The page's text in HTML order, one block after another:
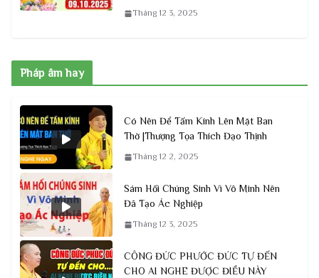
Tháng 12 3, 2025
Pháp âm hay
Có Nên Để Tấm Kính Lên Mặt Ban
Thờ |Thượng Tọa Thích Đạo Thịnh
Tháng 12 2, 2025
Sám Hối Chúng Sinh Vì Vô Minh Nên
Đã Tạo Ác Nghiệp
Tháng 12 3, 2025
CÔNG ĐỨC PHƯỚC ĐỨC TỰ ĐẾN
CHO AI NGHE ĐƯỢC ĐIỀU NÀY